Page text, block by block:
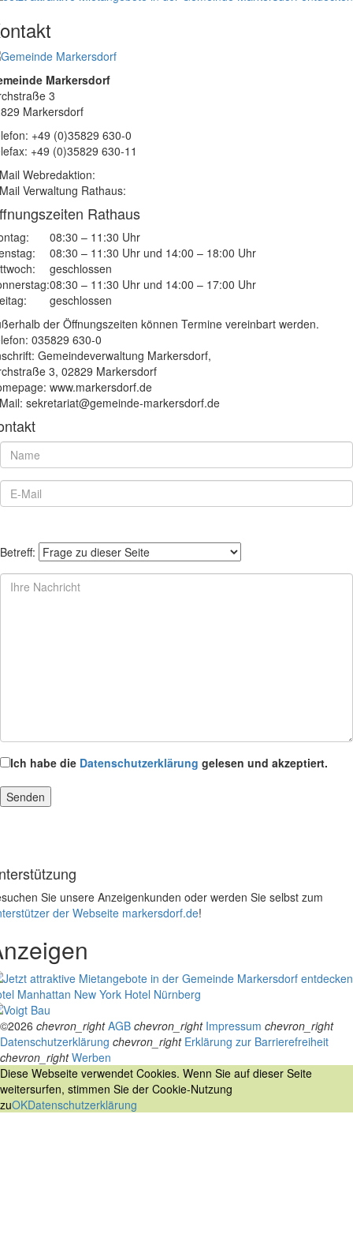
Markersdorf
3
Markersdorf
+49 (0)35829 630-0
+49 (0)35829 630-11
Webredaktion:
Verwaltung Rathaus:
Rathaus
08:30 – 11:30 Uhr
08:30 – 11:30 Uhr und 14:00 – 18:00 Uhr
geschlossen
08:30 – 11:30 Uhr und 14:00 – 17:00 Uhr
geschlossen
der Öffnungszeiten können Termine vereinbart werden.
035829 630-0
Gemeindeverwaltung Markersdorf,
3, 02829 Markersdorf
www.markersdorf.de
sekretariat@gemeinde-markersdorf.de
Betreff:
Ich habe die Datenschutzerklärung gelesen und akzeptiert.
Sie unsere Anzeigenkunden oder werden Sie selbst zum
der Webseite markersdorf.de!
Manhattan New York Hotel Nürnberg
©2026 chevron_right AGB chevron_right Impressum chevron_right
Datenschutzerklärung chevron_right Erklärung zur Barrierefreiheit
chevron_right Werben
Diese Webseite verwendet Cookies. Wenn Sie auf dieser Seite
weitersurfen, stimmen Sie der Cookie-Nutzung
zuOKDatenschutzerklärung